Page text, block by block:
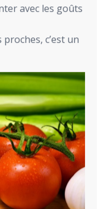
avec les goûts
c’est un